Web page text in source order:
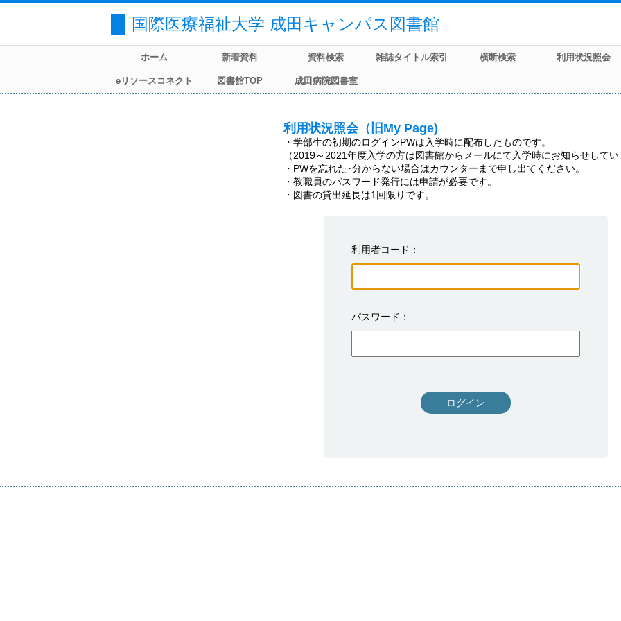
国際医療福祉大学 成田キャンパス図書館
ホーム 新着資料 資料検索 雑誌タイトル索引 横断検索 利用状況照会
eリソースコネクト 図書館TOP 成田病院図書室
利用状況照会（旧My Page)
・学部生の初期のログインPWは入学時に配布したものです。
（2019～2021年度入学の方は図書館からメールにて入学時にお知らせしてい
・PWを忘れた･分からない場合はカウンターまで申し出てください。
・教職員のパスワード発行には申請が必要です。
・図書の貸出延長は1回限りです。
利用者コード
パスワード
ログイン